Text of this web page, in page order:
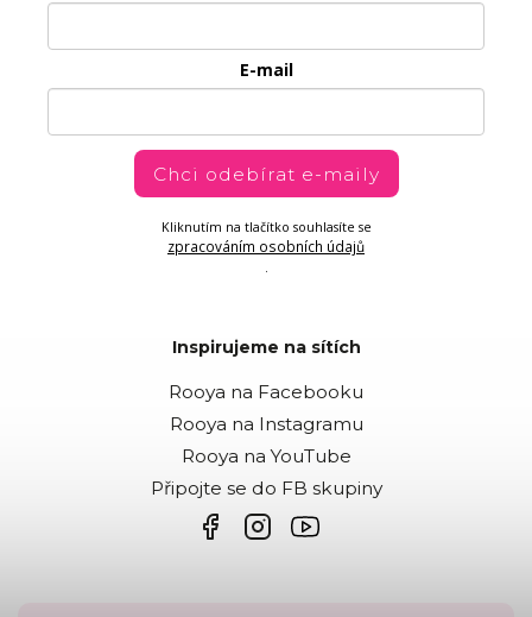
E-mail
Chci odebírat e-maily
Kliknutím na tlačítko souhlasíte se
zpracováním osobních údajů
.
Inspirujeme na sítích
Rooya na Facebooku
Rooya na Instagramu
Rooya na YouTube
Připojte se do FB skupiny